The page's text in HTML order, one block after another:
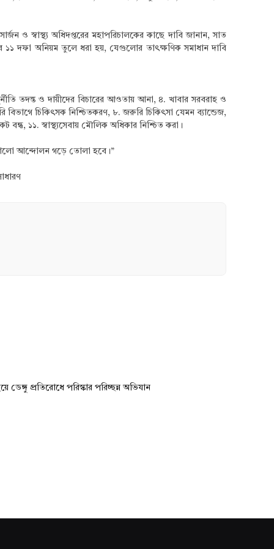
ও স্বাস্থ্য অধিদপ্তরের মহাপরিচালকের কাছে দাবি জানান, সাত
১১ দফা অনিয়ম তুলে ধরা হয়, যেগুলোর তাৎক্ষণিক সমাধান দাবি
তদন্ত ও দায়ীদের বিচারের আওতায় আনা, ৪. খাবার সরবরাহ ও
বিভাগে চিকিৎসক নিশ্চিতকরণ, ৮. জরুরি চিকিৎসা যেমন ব্যান্ডেজ,
বন্ধ, ১১. স্বাস্থ্যসেবায় মৌলিক অধিকার নিশ্চিত করা।
আন্দোলন গড়ে তোলা হবে।”
ডেঙ্গু প্রতিরোধে পরিস্কার পরিচ্ছন্ন অভিযান